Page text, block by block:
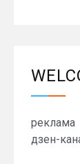
реклама
дзен-